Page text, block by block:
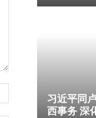
习近平同
西事务 深